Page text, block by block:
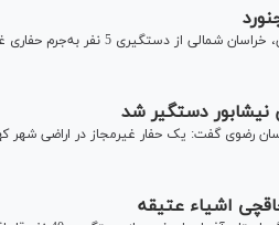
حفاری غیرمجاز برای یافتن آثار تاریخی خبر داد.
نیشابور دستگیر شد
رضوی گفت: یک حفار غیرمجاز در اراضی شهر